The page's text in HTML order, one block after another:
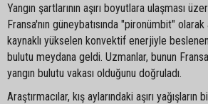
Yangın şartlarının aşırı boyutlara ulaşması
Fransa'nın güneybatısında "pironümbit" olarak
kaynaklı yükselen konvektif enerjiyle
bulutu meydana geldi. Uzmanlar, bunun
yangın bulutu vakası olduğunu doğruladı.
Araştırmacılar, kış aylarındaki aşırı yağışların